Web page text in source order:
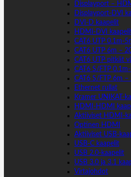
Displayport –
Displayport-DVI
DVI-D kaapelit
HDMI-DVI
CAT6 UTP 0.1m-
CAT6 UTP 6m –
CAT6 UTP pitkät
CAT6 S/FTP
CAT6 S/FTP 6m
Ethernet rullat
Kramer UNIKAT-
HDMI-HDMI
Aktiiviset HDMI-
Optinen HDMI
Aktiiviset USB-
USB-C kaapelit
USB 2.0-kaapelit
USB 3.0 ja 3.1
Virtajohdot